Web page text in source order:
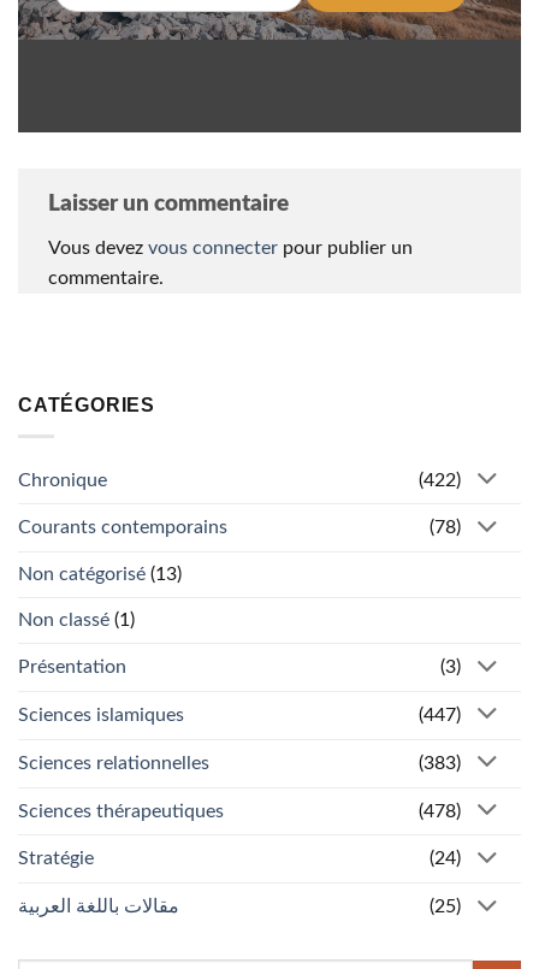
Laisser un commentaire
Vous devez vous connecter pour publier un
commentaire.
CATÉGORIES
Chronique (422)
Courants contemporains (78)
Non catégorisé (13)
Non classé (1)
Présentation (3)
Sciences islamiques (447)
Sciences relationnelles (383)
Sciences thérapeutiques (478)
Stratégie (24)
مقالات باللغة العربية (25)